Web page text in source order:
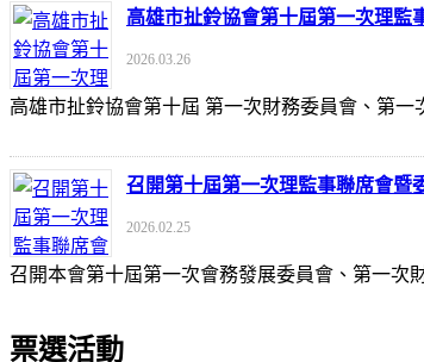
高雄市扯鈴協會第十屆第一次理監
2026.03.26
高雄市扯鈴協會第十屆 第一次財務委員會、第
召開第十屆第一次理監事聯席會暨
2026.02.25
召開本會第十屆第一次會務發展委員會、第一次
票選活動